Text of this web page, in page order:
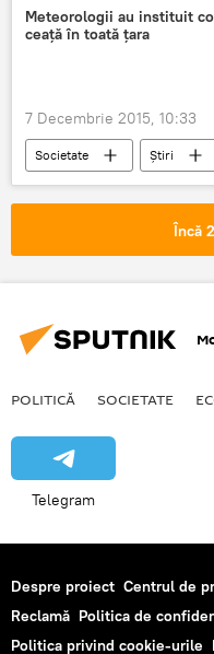
angajaţi
Meteorologii au instituit
ceaţă în toată ţara
7 Decembrie 2015, 10:33
Societate Știri
Moldova
Încă
POLITICĂ SOCIETATE
Telegram
Despre proiect Centrul de
Reclamă Politica de
Politica privind cookie-urile